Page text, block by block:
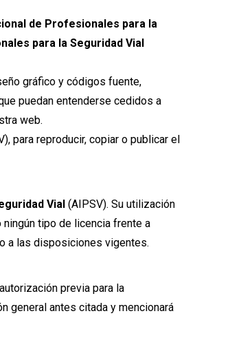
de Profesionales para la
para la Seguridad Vial
gráfico y códigos fuente,
puedan entenderse cedidos a
web.
para reproducir, copiar o publicar el
Vial (AIPSV). Su utilización
tipo de licencia frente a
a las disposiciones vigentes.
previa para la
general antes citada y mencionará